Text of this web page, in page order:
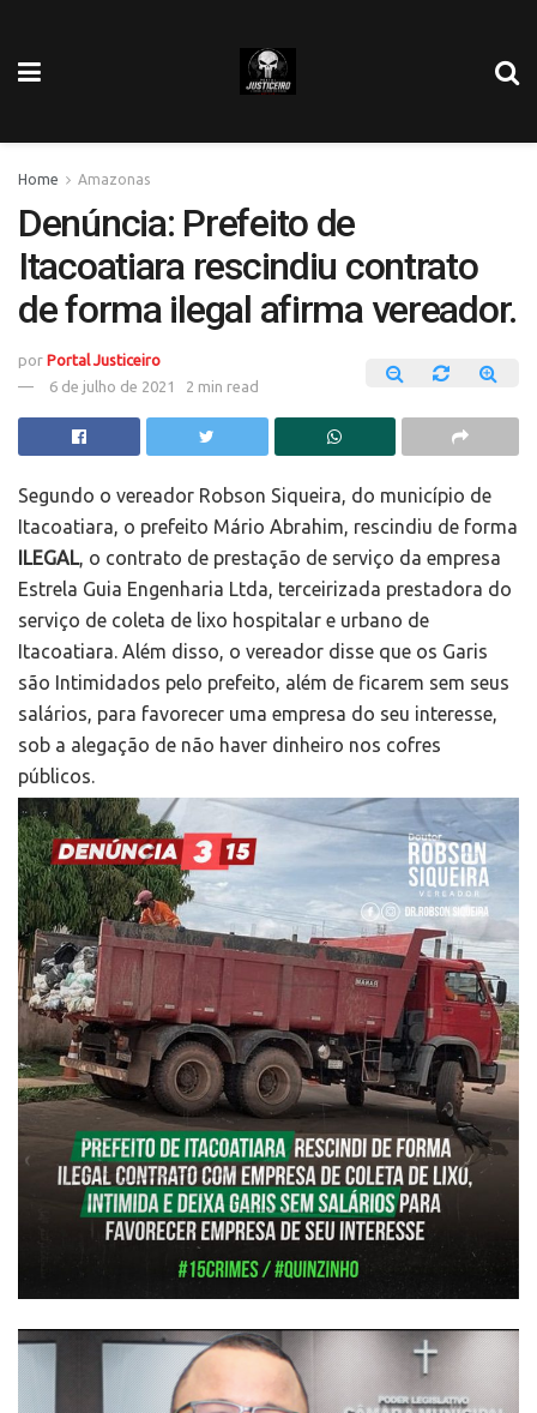
Home Amazonas
Denúncia: Prefeito de
Itacoatiara rescindiu contrato
de forma ilegal afirma vereador.
por Portal Justiceiro
6 de julho de 2021
2 min read
Segundo o vereador Robson Siqueira, do município de
Itacoatiara, o prefeito Mário Abrahim, rescindiu de forma
ILEGAL, o contrato de prestação de serviço da empresa
Estrela Guia Engenharia Ltda, terceirizada prestadora do
serviço de coleta de lixo hospitalar e urbano de
Itacoatiara. Além disso, o vereador disse que os Garis
são Intimidados pelo prefeito, além de ficarem sem seus
salários, para favorecer uma empresa do seu interesse,
sob a alegação de não haver dinheiro nos cofres
públicos.